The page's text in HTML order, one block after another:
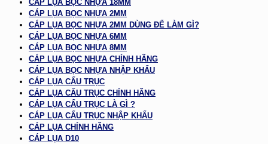
CÁP LỤA BỌC NHỰA 18MM
CÁP LỤA BỌC NHỰA 2MM
CÁP LỤA BỌC NHỰA 2MM DÙNG ĐỂ LÀM GÌ?
CÁP LỤA BỌC NHỰA 6MM
CÁP LỤA BỌC NHỰA 8MM
CÁP LỤA BỌC NHỰA CHÍNH HÃNG
CÁP LỤA BỌC NHỰA NHẬP KHẨU
CÁP LỤA CẨU TRỤC
CÁP LỤA CẨU TRỤC CHÍNH HÃNG
CÁP LỤA CẨU TRỤC LÀ GÌ ?
CÁP LỤA CẨU TRỤC NHẬP KHẨU
CÁP LỤA CHÍNH HÃNG
CÁP LỤA D10